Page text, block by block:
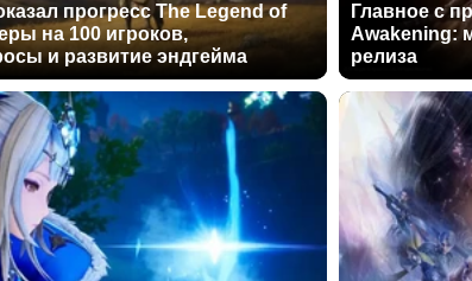
прогресс The Legend of
на 100 игроков,
и развитие эндгейма
Главное с
Awakening:
релиза